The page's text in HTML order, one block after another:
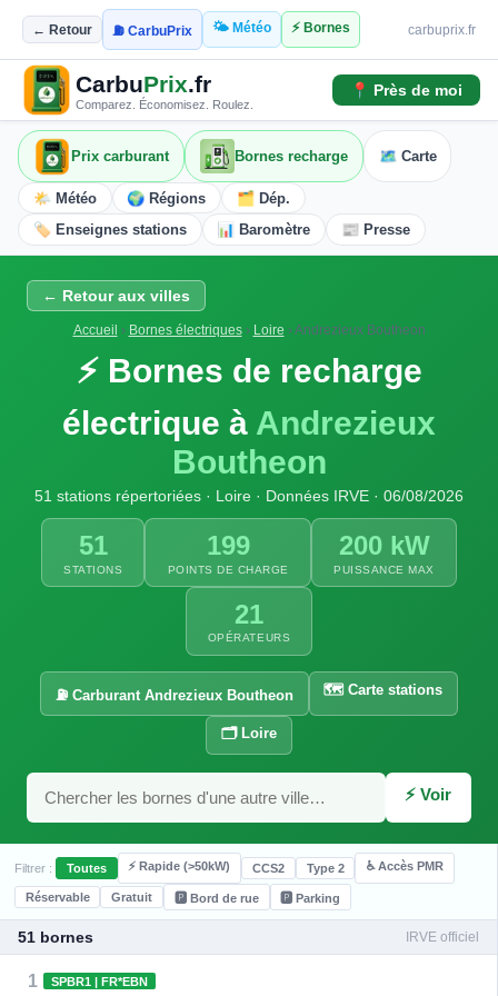
← Retour ⛽ CarbuPrix 🌤️ Météo ⚡ Bornes carbuprix.fr
CarbuPrix.fr
Comparez. Économisez. Roulez.
📍 Près de moi
Prix carburant Bornes recharge 🗺️ Carte
🌤️ Météo 🌍 Régions
🗂️ Dép.
🏷️ Enseignes stations
📊 Baromètre 📰 Presse
← Retour aux villes
Accueil › Bornes électriques› Loire ›Andrezieux Boutheon
⚡ Bornes de recharge
électrique à Andrezieux
Boutheon
51 stations répertoriées · Loire · Données IRVE · 06/08/2026
51
STATIONS
199
POINTS DE CHARGE
200 kW
PUISSANCE MAX
21
OPÉRATEURS
⛽ Carburant Andrezieux Boutheon 🗺️ Carte stations
🗂️ Loire
⚡ Voir
Filtrer : Toutes ⚡ Rapide (>50kW) CCS2 Type 2 ♿ Accès PMR
Réservable Gratuit 🅿️ Bord de rue 🅿️ Parking
51 bornes IRVE officiel
1 SPBR1 | FR*EBN
⚡ 120